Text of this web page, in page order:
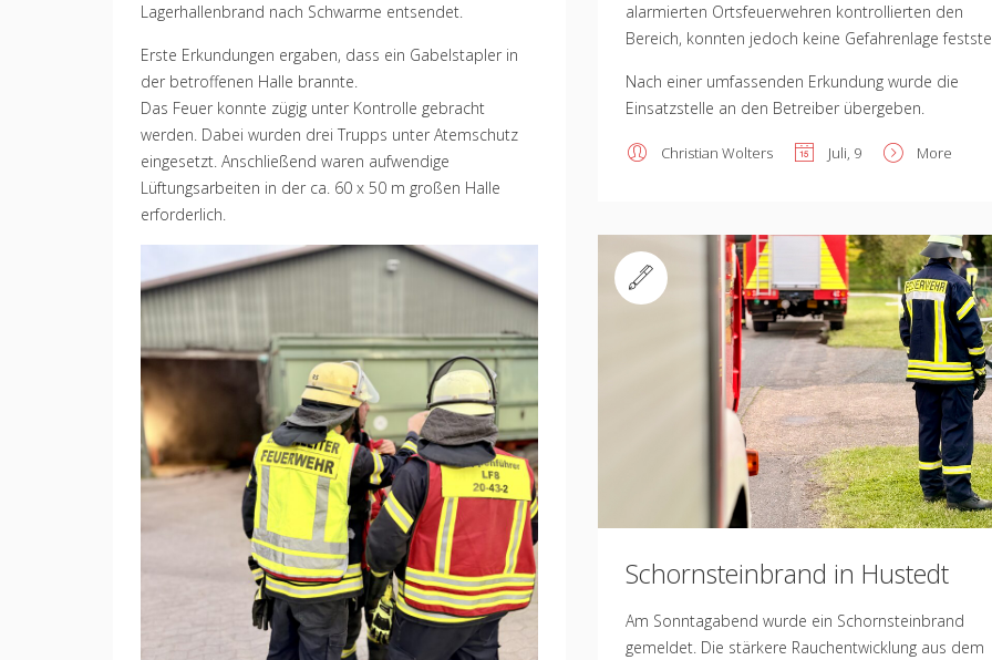
Lagerhallenbrand nach Schwarme entsendet.
Erste Erkundungen ergaben, dass ein Gabelstapler in
der betroffenen Halle brannte.
Das Feuer konnte zügig unter Kontrolle gebracht
werden. Dabei wurden drei Trupps unter Atemschutz
eingesetzt. Anschließend waren aufwendige
Lüftungsarbeiten in der ca. 60 x 50 m großen Halle
erforderlich.
alarmierten Ortsfeuerwehren kontrollierten den
Bereich, konnten jedoch keine Gefahrenlage
Nach einer umfassenden Erkundung wurde die
Einsatzstelle an den Betreiber übergeben.
Christian Wolters Juli, 9 More
Schornsteinbrand in Hustedt
Am Sonntagabend wurde ein Schornsteinbrand
gemeldet. Die stärkere Rauchentwicklung aus dem